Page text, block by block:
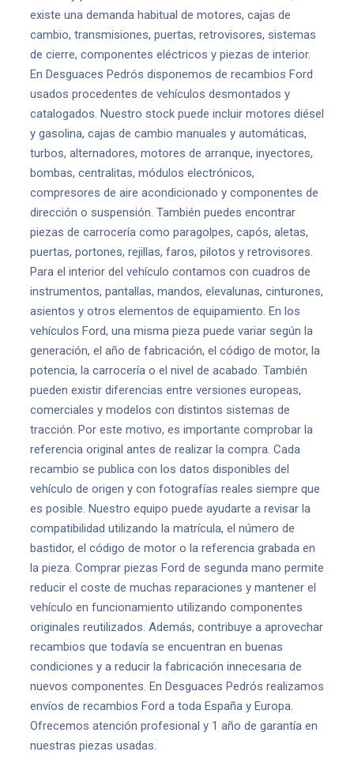
existe una demanda habitual de motores, cajas de
cambio, transmisiones, puertas, retrovisores, sistemas
de cierre, componentes eléctricos y piezas de interior.
En Desguaces Pedrós disponemos de recambios Ford
usados procedentes de vehículos desmontados y
catalogados. Nuestro stock puede incluir motores diésel
y gasolina, cajas de cambio manuales y automáticas,
turbos, alternadores, motores de arranque, inyectores,
bombas, centralitas, módulos electrónicos,
compresores de aire acondicionado y componentes de
dirección o suspensión. También puedes encontrar
piezas de carrocería como paragolpes, capós, aletas,
puertas, portones, rejillas, faros, pilotos y retrovisores.
Para el interior del vehículo contamos con cuadros de
instrumentos, pantallas, mandos, elevalunas, cinturones,
asientos y otros elementos de equipamiento. En los
vehículos Ford, una misma pieza puede variar según la
generación, el año de fabricación, el código de motor, la
potencia, la carrocería o el nivel de acabado. También
pueden existir diferencias entre versiones europeas,
comerciales y modelos con distintos sistemas de
tracción. Por este motivo, es importante comprobar la
referencia original antes de realizar la compra. Cada
recambio se publica con los datos disponibles del
vehículo de origen y con fotografías reales siempre que
es posible. Nuestro equipo puede ayudarte a revisar la
compatibilidad utilizando la matrícula, el número de
bastidor, el código de motor o la referencia grabada en
la pieza. Comprar piezas Ford de segunda mano permite
reducir el coste de muchas reparaciones y mantener el
vehículo en funcionamiento utilizando componentes
originales reutilizados. Además, contribuye a aprovechar
recambios que todavía se encuentran en buenas
condiciones y a reducir la fabricación innecesaria de
nuevos componentes. En Desguaces Pedrós realizamos
envíos de recambios Ford a toda España y Europa.
Ofrecemos atención profesional y 1 año de garantía en
nuestras piezas usadas.